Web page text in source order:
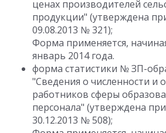
ценах производителей
продукции" (утверждена
09.08.2013 № 321);
Форма применяется,
январь 2014 года.
форма статистики № ЗП-
"Сведения о численности и
работников сферы
персонала" (утверждена
30.12.2013 № 508);